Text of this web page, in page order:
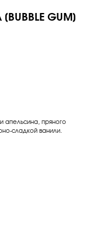
GUM]
апельсина, пряного
сладкой ванили.